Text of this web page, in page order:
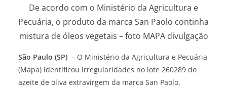
De acordo com o Ministério da Agricultura e
Pecuária, o produto da marca San Paolo continha
mistura de óleos vegetais – foto MAPA divulgação
São Paulo (SP) – O Ministério da Agricultura e Pecuária
(Mapa) identificou irregularidades no lote 260289 do
azeite de oliva extravirgem da marca San Paolo,